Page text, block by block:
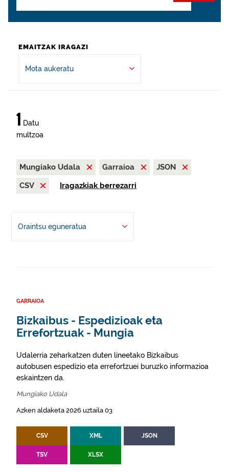
EMAITZAK IRAGAZI
Mota aukeratu
1 Datu
multzoa
Mungiako Udala Garraioa
JSON
CSV
Iragazkiak berrezarri
Oraintsu eguneratua
GARRAIOA
Bizkaibus - Espedizioak eta
Errefortzuak - Mungia
Udalerria zeharkatzen duten lineetako Bizkaibus
autobusen espedizio eta errefortzuei buruzko informazioa
eskaintzen da.
Mungiako Udala
Azken aldaketa 2026 uztaila 03
CSV XML JSON
TSV XLSX